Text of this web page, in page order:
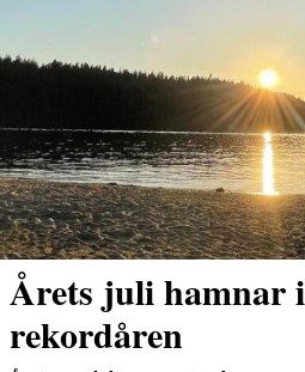
Årets juli hamnar
rekordåren